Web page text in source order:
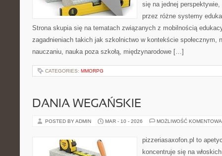
się na jednej
przez różne systemy
Strona skupia się na tematach związanych z mobilnością
zagadnieniach takich jak szkolnictwo w kontekście społecznym,
nauczaniu, nauka poza szkołą, międzynarodowe […]
CATEGORIES: MMORPG
DANIA WEGAŃSKIE
POSTED BY ADMIN MAR - 10 - 2026 MOŻLIWOŚĆ
pizzeriasaxofon.pl to
koncentruje się na